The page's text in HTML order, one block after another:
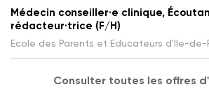
Médecin conseiller·e clinique,
rédacteur·trice (F/H)
Ecole des Parents et Educateurs d'Ile-de-
Consulter toutes les offres